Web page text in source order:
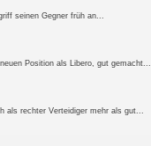
seinen Gegner früh an...
Position als Libero, gut gemacht...
als rechter Verteidiger mehr als gut...